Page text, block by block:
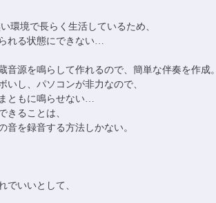
環境で長らく生活しているため、
れる状態にできない…
音源を鳴らして作れるので、簡単な伴奏を作成。
いし、パソコンが非力なので、
ともに鳴らせない…
きることは、
音を録音する方法しかない。
でいいとして、